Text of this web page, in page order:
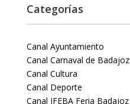
Categorías
Canal Ayuntamiento
Canal Carnaval de Badajoz
Canal Cultura
Canal Deporte
Canal IFEBA Feria Badajoz